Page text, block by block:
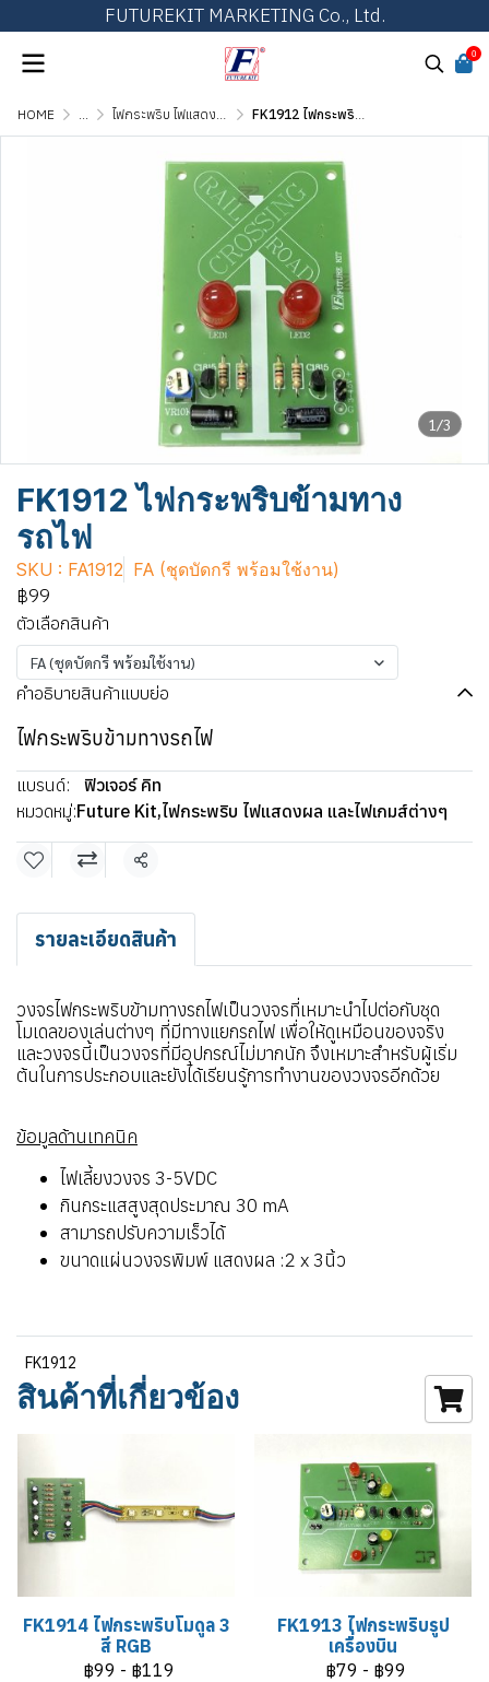
FUTUREKIT MARKETING Co., Ltd.
0
HOME ... ไฟกระพริบ ไฟแสดงผล และไฟเกมส์ต่างๆ FK1912 ไฟกระพริบข้ามทางรถไฟ
1/3
FK1912 ไฟกระพริบข้ามทาง
รถไฟ
SKU : FA1912 FA (ชุดบัดกรี พร้อมใช้งาน)
฿99
ตัวเลือกสินค้า
FA (ชุดบัดกรี พร้อมใช้งาน)
คำอธิบายสินค้าแบบย่อ
ไฟกระพริบข้ามทางรถไฟ
แบรนด์:
ฟิวเจอร์ คิท
หมวดหมู่:Future Kit,ไฟกระพริบ ไฟแสดงผล และไฟเกมส์ต่างๆ
แชร์
รายละเอียดสินค้า
วงจรไฟกระพริบข้ามทางรถไฟเป็นวงจรที่เหมาะนำไปต่อกับชุด
โมเดลของเล่นต่างๆ ที่มีทางแยกรถไฟ เพื่อให้ดูเหมือนของจริง
และวงจรนี้เป็นวงจรที่มีอุปกรณ์ไม่มากนัก จึงเหมาะสำหรับผู้เริ่ม
ต้นในการประกอบและยังได้เรียนรู้การทำงานของวงจรอีกด้วย
ข้อมูลด้านเทคนิค
ไฟเลี้ยงวงจร 3-5VDC
กินกระแสสูงสุดประมาณ 30 mA
สามารถปรับความเร็วได้
ขนาดแผ่นวงจรพิมพ์ แสดงผล :2 x 3นิ้ว
FK1912
สินค้าที่เกี่ยวข้อง
FK1914 ไฟกระพริบโมดูล 3
สี RGB
฿99 - ฿119
FK1913 ไฟกระพริบรูป
เครื่องบิน
฿79 - ฿99